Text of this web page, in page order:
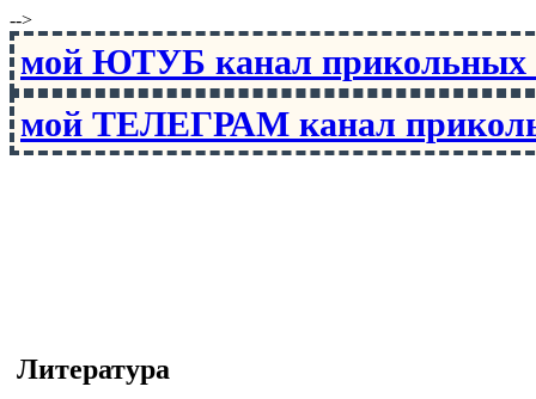
-->
мой ЮТУБ канал
мой ТЕЛЕГРАМ канал
Литература